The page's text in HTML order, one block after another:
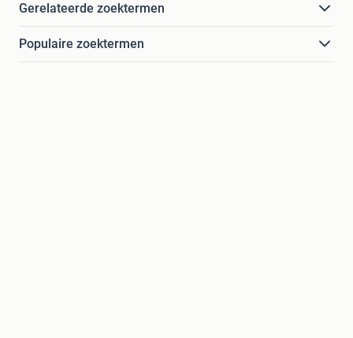
Gerelateerde zoektermen
Populaire zoektermen